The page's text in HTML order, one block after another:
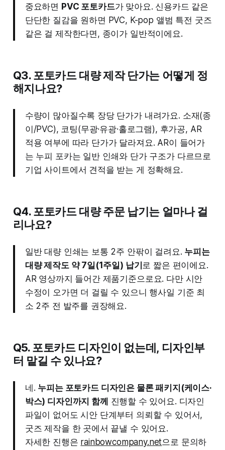
중요하면 PVC 포토카드가 맞아요. 신용카드 같은
단단한 질감을 원하면 PVC, K-pop 앨범 특전 굿즈
같은 걸 제작한다면, 종이가 일반적이에요.
Q3. 포토카드 대량 제작 단가는 어떻게 정
해지나요?
수량이 많아질수록 장당 단가가 내려가요. 소재(종
이/PVC), 코팅(무광·유광·홀로그램), 후가공, AR
적용 여부에 따라 단가가 달라져요. AR이 들어가
는 누피 포카는 일반 인쇄와 단가 구조가 다르므로
기업 사이트에서 견적을 받는 게 정확해요.
Q4. 포토카드 대량 주문 납기는 얼마나 걸
리나요?
일반 대량 인쇄는 보통 2주 안팎이 걸려요. 누피는
대량 제작도 약 7일(1주일) 납기 로 짧은 편이에요.
AR 영상까지 들어간 제품기준으로요. 다만 시안
수정이 오가면 더 걸릴 수 있으니 행사일 기준 최
소 2주 전 발주를 권장해요.
Q5. 포토카드 디자인이 없는데, 디자인부
터 맡길 수 있나요?
네. 누피는 포토카드 디자인은 물론 패키지(케이스·
박스) 디자인까지 함께 진행할 수 있어요. 디자인
파일이 없어도 시안 단계부터 의뢰할 수 있어서,
굿즈 제작을 한 곳에서 끝낼 수 있어요.
자세한 진행은 rainbowcompany.net으로 문의하